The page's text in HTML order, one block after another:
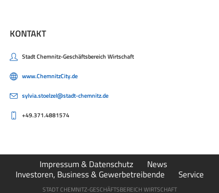
KONTAKT
Stadt Chemnitz-Geschäftsbereich Wirtschaft
www.ChemnitzCity.de
sylvia.stoelzel@stadt-chemnitz.de
+49.371.4881574
Impressum & Datenschutz
News
Investoren, Business & Gewerbetreibende
Service
STADT CHEMNITZ-GESCHÄFTSBEREICH WIRTSCHAFT